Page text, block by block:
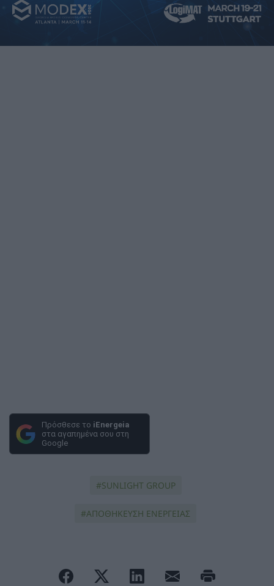
Πρόσθεσε το iEnergeia
στα αγαπημένα σου στη
Google
SUNLIGHT GROUP
ΑΠΟΘΗΚΕΥΣΗ ΕΝΕΡΓΕΙΑΣ